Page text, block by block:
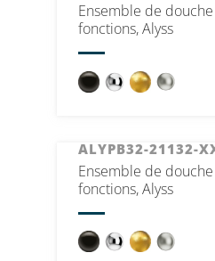
Ensemble de douche
fonctions, Alyss
ALYPB32-21132-
Ensemble de douche
fonctions, Alyss